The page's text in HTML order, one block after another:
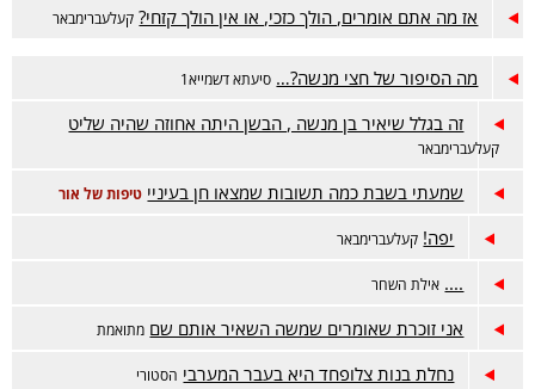
אז מה אתם אומרים, הולך כזכי, או אין הולך קזחי? קעלעברימבאר
מה הסיפור של חצי מנשה?… סיעתא דשמייא1
זה בגלל שיאיר בן מנשה , הבשן היתה אחוזה שהיה שליט
קעלעברימבאר
שמעתי בשבת כמה תשובות שמצאו חן בעיניי טיפות של אור
יפה! קעלעברימבאר
.... אילת השחר
אני זוכרת שאומרים שמשה השאיר אותם שם מתואמת
נחלת בנות צלופחד היא בעבר המערבי הסטורי